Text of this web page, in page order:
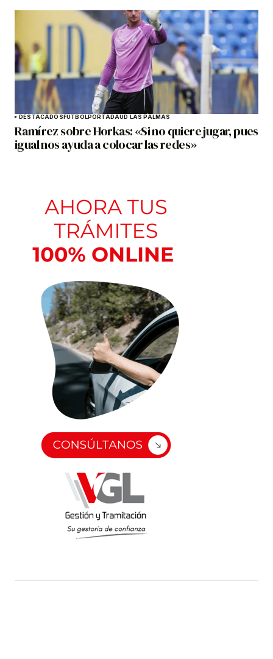
DESTACADOS FÚTBOLPORTADAUD LAS PALMAS
Ramírez sobre Horkas: «Si no quiere jugar, pues
igual nos ayuda a colocar las redes»